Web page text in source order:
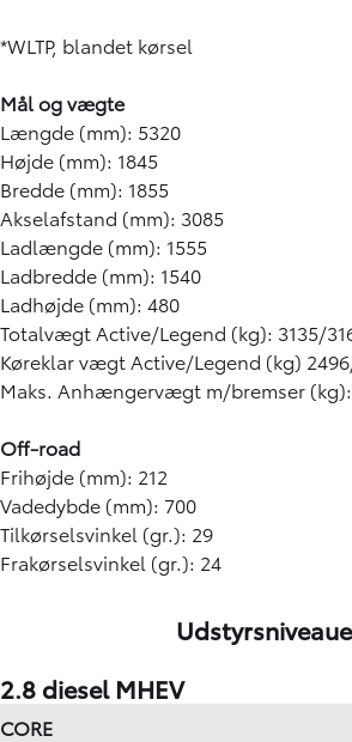
*WLTP, blandet kørsel
Mål og vægte
Længde (mm): 5320
Højde (mm): 1845
Bredde (mm): 1855
Akselafstand (mm): 3085
Ladlængde (mm): 1555
Ladbredde (mm): 1540
Ladhøjde (mm): 480
Totalvægt Active/Legend (kg): 3135/
Køreklar vægt Active/Legend (kg)
Maks. Anhængervægt m/bremser (kg):
Off-road
Frihøjde (mm): 212
Vadedybde (mm): 700
Tilkørselsvinkel (gr.): 29
Frakørselsvinkel (gr.): 24
2.8 diesel MHEV
CORE